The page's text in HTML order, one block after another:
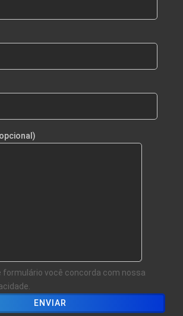
formulário você concorda com nossa